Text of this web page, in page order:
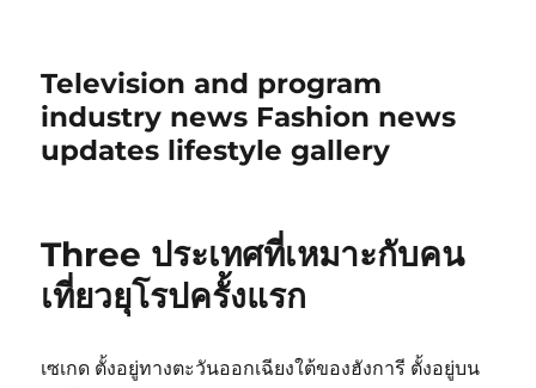
Television and program
industry news Fashion news
updates lifestyle gallery
Three ประเทศที่เหมาะกับคน
เที่ยวยุโรปครั้งแรก
เซเกด ตั้งอยู่ทางตะวันออกเฉียงใต้ของฮังการี ตั้งอยู่บน